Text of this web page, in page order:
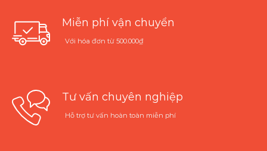
Miễn phí vận chuyển
Với hóa đơn từ 500.000₫
Tư vấn chuyên nghiệp
Hỗ trợ tư vấn hoàn toàn miễn phí